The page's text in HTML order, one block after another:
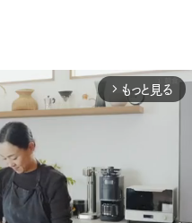
arrow_forward_ios もっと見る